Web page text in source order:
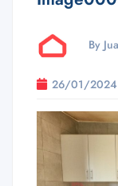
By
26/01/2024